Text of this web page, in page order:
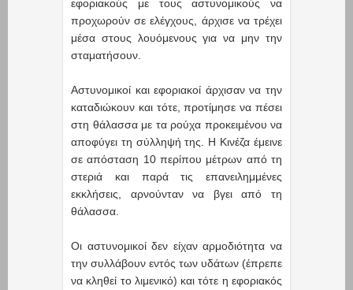
εφοριακούς με τους αστυνομικούς να
προχωρούν σε ελέγχους, άρχισε να τρέχει
μέσα στους λουόμενους για να μην την
σταματήσουν.
Αστυνομικοί και εφοριακοί άρχισαν να την
καταδιώκουν και τότε, προτίμησε να πέσει
στη θάλασσα με τα ρούχα προκειμένου να
αποφύγει τη σύλληψή της. Η Κινέζα έμεινε
σε απόσταση 10 περίπου μέτρων από τη
στεριά και παρά τις επανειλημμένες
εκκλήσεις, αρνούνταν να βγει από τη
θάλασσα.
Οι αστυνομικοί δεν είχαν αρμοδιότητα να
την συλλάβουν εντός των υδάτων (έπρεπε
να κληθεί το λιμενικό) και τότε η εφοριακός